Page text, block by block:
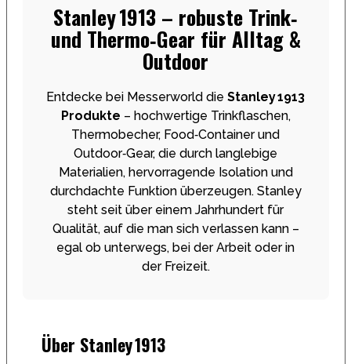
Stanley 1913 – robuste Trink‑
und Thermo‑Gear für Alltag &
Outdoor
Entdecke bei Messerworld die Stanley 1913
Produkte – hochwertige Trinkflaschen,
Thermobecher, Food‑Container und
Outdoor‑Gear, die durch langlebige
Materialien, hervorragende Isolation und
durchdachte Funktion überzeugen. Stanley
steht seit über einem Jahrhundert für
Qualität, auf die man sich verlassen kann –
egal ob unterwegs, bei der Arbeit oder in
der Freizeit.
Über Stanley 1913